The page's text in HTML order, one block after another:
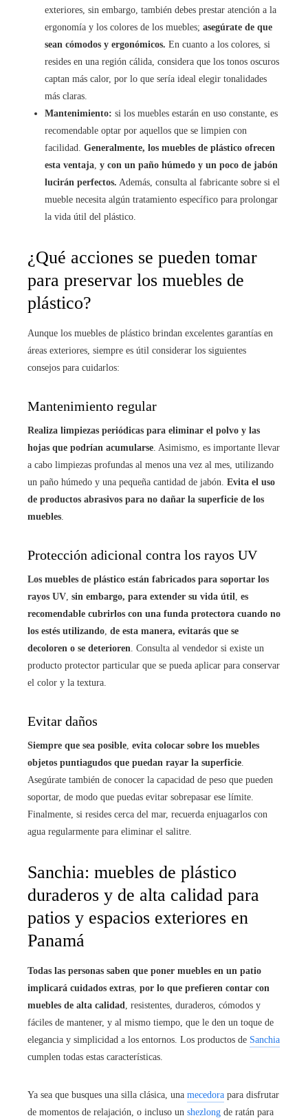
exteriores, sin embargo, también debes prestar atención a la
ergonomía y los colores de los muebles; asegúrate de que
sean cómodos y ergonómicos. En cuanto a los colores, si
resides en una región cálida, considera que los tonos oscuros
captan más calor, por lo que sería ideal elegir tonalidades
más claras.
Mantenimiento: si los muebles estarán en uso constante, es
recomendable optar por aquellos que se limpien con
facilidad. Generalmente, los muebles de plástico ofrecen
esta ventaja, y con un paño húmedo y un poco de jabón
lucirán perfectos. Además, consulta al fabricante sobre si el
mueble necesita algún tratamiento específico para prolongar
la vida útil del plástico.
¿Qué acciones se pueden tomar
para preservar los muebles de
plástico?
Aunque los muebles de plástico brindan excelentes garantías en
áreas exteriores, siempre es útil considerar los siguientes
consejos para cuidarlos:
Mantenimiento regular
Realiza limpiezas periódicas para eliminar el polvo y las
hojas que podrían acumularse. Asimismo, es importante llevar
a cabo limpiezas profundas al menos una vez al mes, utilizando
un paño húmedo y una pequeña cantidad de jabón. Evita el uso
de productos abrasivos para no dañar la superficie de los
muebles.
Protección adicional contra los rayos UV
Los muebles de plástico están fabricados para soportar los
rayos UV, sin embargo, para extender su vida útil, es
recomendable cubrirlos con una funda protectora cuando no
los estés utilizando, de esta manera, evitarás que se
decoloren o se deterioren. Consulta al vendedor si existe un
producto protector particular que se pueda aplicar para conservar
el color y la textura.
Evitar daños
Siempre que sea posible, evita colocar sobre los muebles
objetos puntiagudos que puedan rayar la superficie.
Asegúrate también de conocer la capacidad de peso que pueden
soportar, de modo que puedas evitar sobrepasar ese límite.
Finalmente, si resides cerca del mar, recuerda enjuagarlos con
agua regularmente para eliminar el salitre.
Sanchia: muebles de plástico
duraderos y de alta calidad para
patios y espacios exteriores en
Panamá
Todas las personas saben que poner muebles en un patio
implicará cuidados extras, por lo que prefieren contar con
muebles de alta calidad, resistentes, duraderos, cómodos y
fáciles de mantener, y al mismo tiempo, que le den un toque de
elegancia y simplicidad a los entornos. Los productos de Sanchia
cumplen todas estas características.
Ya sea que busques una silla clásica, una mecedora para disfrutar
de momentos de relajación, o incluso un shezlong de ratán para